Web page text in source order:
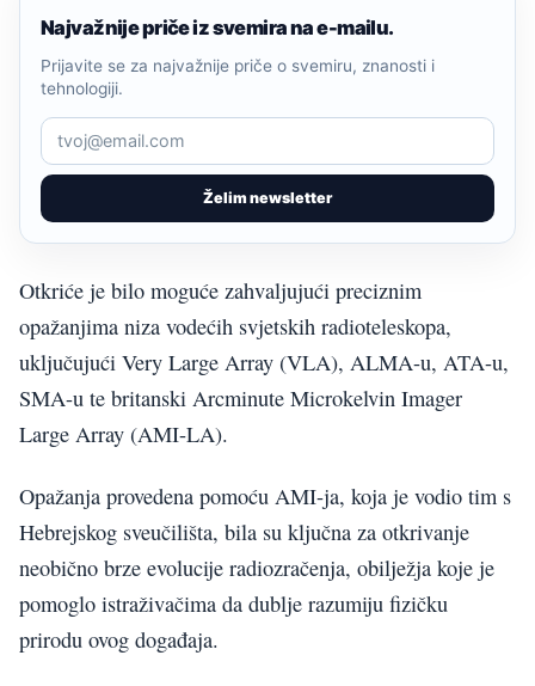
Najvažnije priče iz svemira na e-mailu.
Želim newsletter
Prijavite se za najvažnije priče o svemiru, znanosti i
tehnologiji.
Otkriće je bilo moguće zahvaljujući preciznim
opažanjima niza vodećih svjetskih radioteleskopa,
uključujući Very Large Array (VLA), ALMA-u, ATA-u,
SMA-u te britanski Arcminute Microkelvin Imager
Large Array (AMI-LA).
Opažanja provedena pomoću AMI-ja, koja je vodio tim s
Hebrejskog sveučilišta, bila su ključna za otkrivanje
neobično brze evolucije radiozračenja, obilježja koje je
pomoglo istraživačima da dublje razumiju fizičku
prirodu ovog događaja.